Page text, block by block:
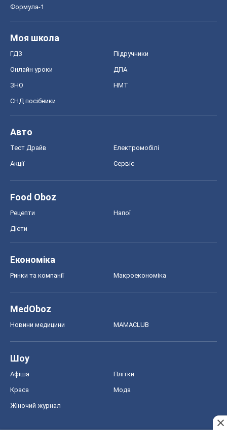
Формула-1
Моя школа
ГДЗ Підручники
Онлайн уроки ДПА
ЗНО НМТ
СНД посібники
Авто
Тест Драйв Електромобілі
Акції Сервіс
Food Oboz
Рецепти Напої
Дієти
Економіка
Ринки та компанії Макроекономіка
MedOboz
Новини медицини MAMACLUB
Шоу
Афіша Плітки
Краса Мода
Жіночий журнал